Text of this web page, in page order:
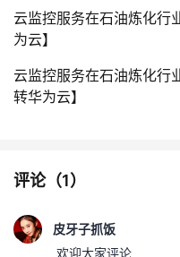
云监控服务在石油炼化行
为云】
云监控服务在石油炼化行
转华为云】
评论（1）
皮牙子抓饭
欢迎大家评论